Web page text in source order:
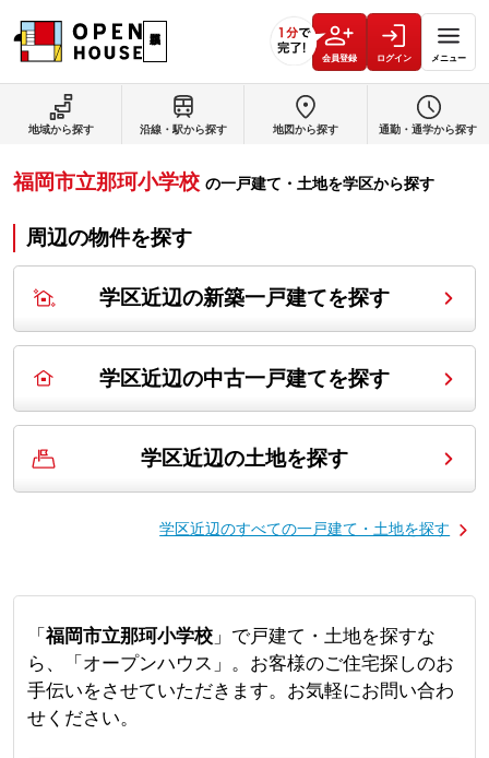
会員登録 ログイン メニュー
地域から探す 沿線・駅から探す 地図から探す 通勤・通学から探す
福岡市立那珂小学校 の一戸建て・土地を学区から探す
周辺の物件を探す
学区近辺の新築一戸建てを探す
学区近辺の中古一戸建てを探す
学区近辺の土地を探す
学区近辺のすべての一戸建て・土地を探す
「福岡市立那珂小学校」で戸建て・土地を探すな
ら、「オープンハウス」。お客様のご住宅探しのお
手伝いをさせていただきます。お気軽にお問い合わ
せください。